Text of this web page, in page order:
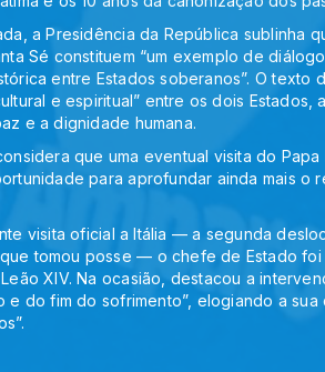
a Presidência da República sublinha
Sé constituem “um exemplo de
entre Estados soberanos”. O texto
e espiritual” entre os dois Estados,
e a dignidade humana.
que uma eventual visita do Papa
para aprofundar ainda mais o
visita oficial a Itália — a segunda
tomou posse — o chefe de Estado
XIV. Na ocasião, destacou a
e do fim do sofrimento”, elogiando a